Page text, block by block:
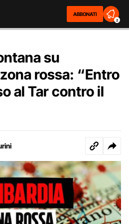
ABBONATI
2
su
rossa: “Entro
al Tar contro il